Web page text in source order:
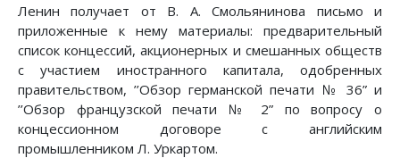
Ленин получает от В. А. Смольянинова письмо и
приложенные к нему материалы: предварительный
список концессий, акционерных и смешанных обществ
с участием иностранного капитала, одобренных
правительством, ’’Обзор германской печати № 36” и
’’Обзор французской печати № 2” по вопросу о
концессионном договоре с английским
промышленником Л. Уркартом.